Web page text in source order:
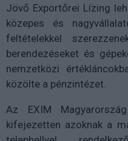
Jövő Exportőrei Lízing
közepes és
feltételekkel
berendezéseket és
nemzetközi
közölte a pénzintézet.
Az EXIM
kifejezetten azoknak a